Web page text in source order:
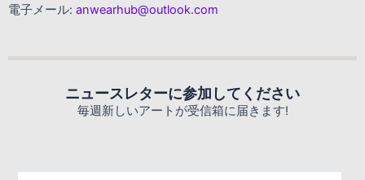
電子メール: anwearhub@outlook.com
ニュースレターに参加してください
毎週新しいアートが受信箱に届きます!